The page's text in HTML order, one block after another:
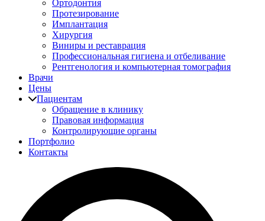
Ортодонтия
Протезирование
Имплантация
Хирургия
Виниры и реставрация
Профессиональная гигиена и отбеливание
Рентгенология и компьютерная томография
Врачи
Цены
Пациентам
Обращение в клинику
Правовая информация
Контролирующие органы
Портфолио
Контакты